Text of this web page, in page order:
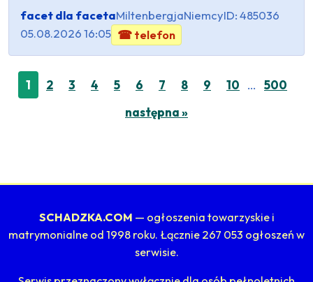
facet dla facetaMiltenbergjaNiemcyID: 485036
05.08.2026 16:05 ☎ telefon
1 2 3 4 5 6 7 8 9 10 …
500
następna »
SCHADZKA.COM — ogłoszenia towarzyskie i
matrymonialne od 1998 roku. Łącznie 267 053 ogłoszeń w
serwisie.